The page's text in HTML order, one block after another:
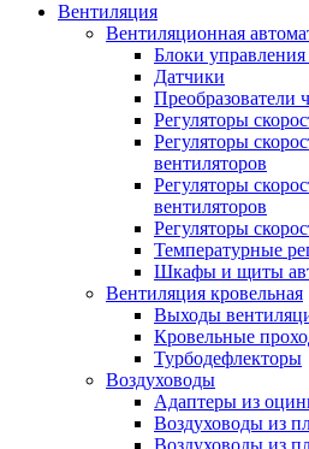
Вентиляция
Вентиляционная
Блоки
Датчики
Преобразователи
Регуляторы
Регуляторы
вентиляторов
Регуляторы
вентиляторов
Регуляторы
Температурные
Шкафы и щиты
Вентиляция кровельная
Выходы
Кровельные
Турбодефлекторы
Воздуховоды
Адаптеры из
Воздуховоды из
Воздуховоды из